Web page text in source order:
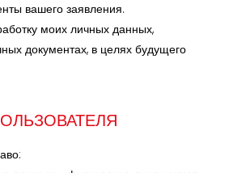
вашего заявления.
моих личных данных,
документах, в целях будущего